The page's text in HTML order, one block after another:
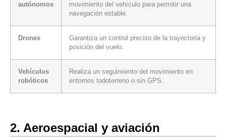
autónomos
movimiento del vehículo para permitir una
navegación estable.
Drones
Garantiza un control preciso de la trayectoria y
posición del vuelo.
Vehículos
robóticos
Realiza un seguimiento del movimiento en
entornos todoterreno o sin GPS.
2. Aeroespacial y aviación